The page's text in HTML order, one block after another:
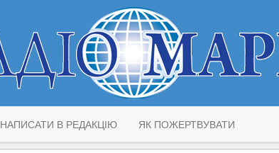
НАПИСАТИ В РЕДАКЦІЮ ЯК ПОЖЕРТВУВАТИ